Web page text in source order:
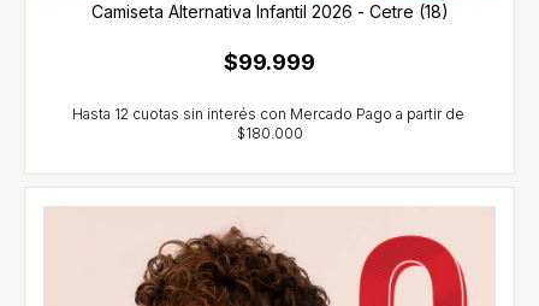
Camiseta Alternativa Infantil 2026 - Cetre (18)
$99.999